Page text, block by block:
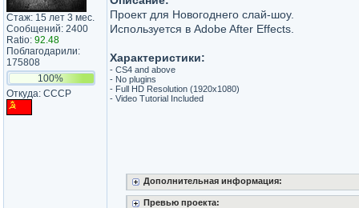
Стаж: 15 лет 3 мес.
Сообщений: 2400
Ratio: 92.48
Поблагодарили:
175808
100%
Откуда: СССР
Проект для Новогоднего слай-шоу.
Используется в Adobe After Effects.
Характеристики:
- CS4 and above
- No plugins
- Full HD Resolution (1920х1080)
- Video Tutorial Included
Дополнительная информация:
Превью проекта: